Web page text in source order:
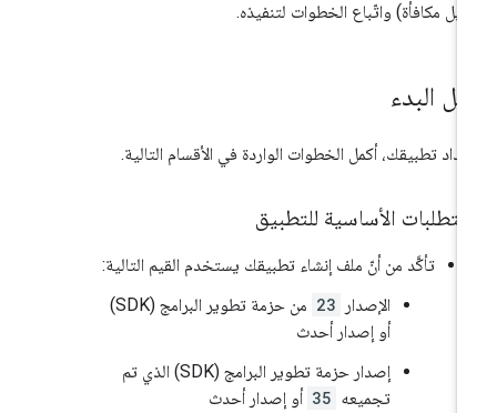
مكافأة) واتّباع الخطوات لتنفيذه.
البدء
تطبيقك، أكمل الخطوات الواردة في الأقسام التالية.
الأساسية للتطبيق
تأكَّد من أنّ ملف إنشاء تطبيقك يستخدم القيم التالية:
الإصدار 23
من حزمة تطوير البرامج (SDK)
أو إصدار أحدث
إصدار حزمة تطوير البرامج (SDK) الذي تم
تجميعه 35 أو إصدار أحدث